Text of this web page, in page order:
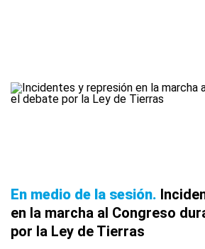
En medio de la sesión
en la marcha al Congreso
por la Ley de Tierras